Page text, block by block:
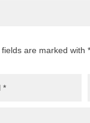
are marked with *